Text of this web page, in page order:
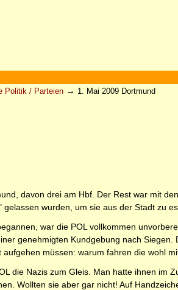
Politik / Parteien → 1. Mai 2009 Dortmund
davon drei am Hbf. Der Rest war mit
wurden, um sie aus der Stadt zu
war die POL vollkommen
genehmigten Kundgebung nach
müssen: warum fahren die wohl
die Nazis zum Gleis. Man hatte ihnen im
Wollten sie aber gar nicht! Auf